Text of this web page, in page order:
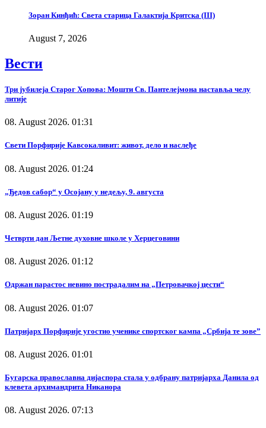
Зоран Кинђић: Света старица Галактија Критска (III)
August 7, 2026
Вести
Три јубилеја Старог Хопова: Мошти Св. Пантелејмона наставља челу
литије
08. August 2026. 01:31
Свети Порфирије Кавсокаливит: живот, дело и наслеђе
08. August 2026. 01:24
„Ђедов сабор“ у Осојану у недељу, 9. августа
08. August 2026. 01:19
Четврти дан Љетне духовне школе у Херцеговини
08. August 2026. 01:12
Одржан парастос невино пострадалим на „Петровачкој цести“
08. August 2026. 01:07
Патријарх Порфирије угостио ученике спортског кампа „Србија те зове”
08. August 2026. 01:01
Бугарска православна дијаспора стала у одбрану патријарха Данила од
клевета архимандрита Никанора
08. August 2026. 07:13